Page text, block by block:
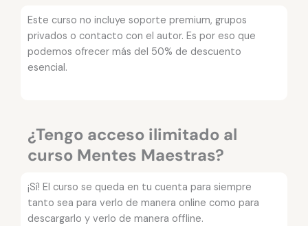
Este curso no incluye soporte premium, grupos
privados o contacto con el autor. Es por eso que
podemos ofrecer más del 50% de descuento
esencial.
¿Tengo acceso ilimitado al
curso Mentes Maestras?
¡Sí! El curso se queda en tu cuenta para siempre
tanto sea para verlo de manera online como para
descargarlo y verlo de manera offline.